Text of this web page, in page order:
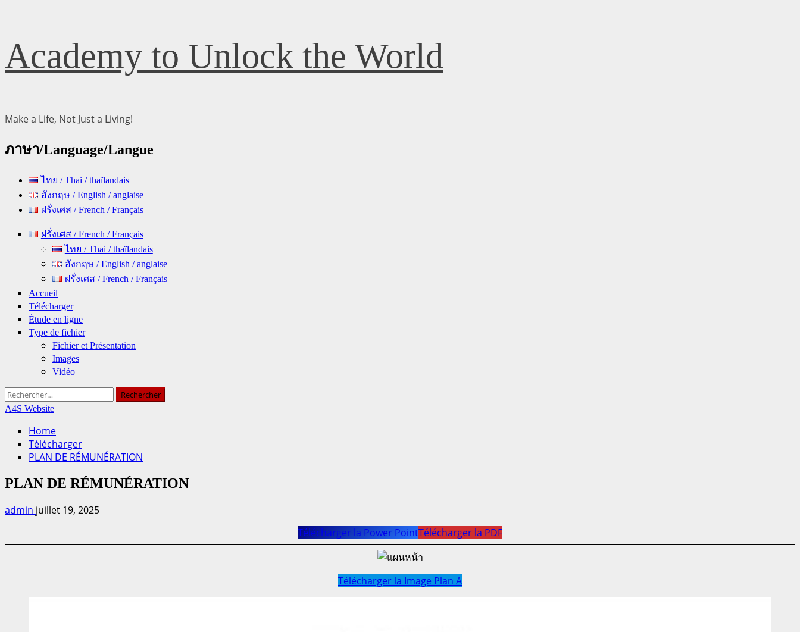
Skip
to
content
Academy to Unlock the World
Make a Life, Not Just a Living!
ภาษา/Language/Langue
ไทย / Thai / thaïlandais
อังกฤษ / English / anglaise
ฝรั่งเศส / French / Français
Primary ฝรั่งเศส / French / Français
ไทย / Thai / thaïlandais
อังกฤษ / English / anglaise
ฝรั่งเศส / French / Français
Accueil
Télécharger
Étude en ligne
Type de fichier
Fichier et Présentation
Images
Vidéo
Rechercher :
A4S Website
Home
Télécharger
PLAN DE RÉMUNÉRATION
PLAN DE RÉMUNÉRATION
admin juillet 19, 2025
Télécharger la Power PointTélécharger la PDF
Télécharger la Image Plan A